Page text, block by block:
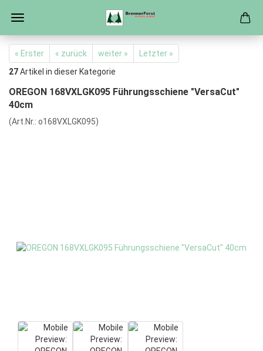
« Erster « zurück weiter »
Letzter »
27Artikel in dieser Kategorie
OREGON 168VXLGK095 Führungsschiene "VersaCut"
40cm
(Art.Nr.: o168VXLGK095)